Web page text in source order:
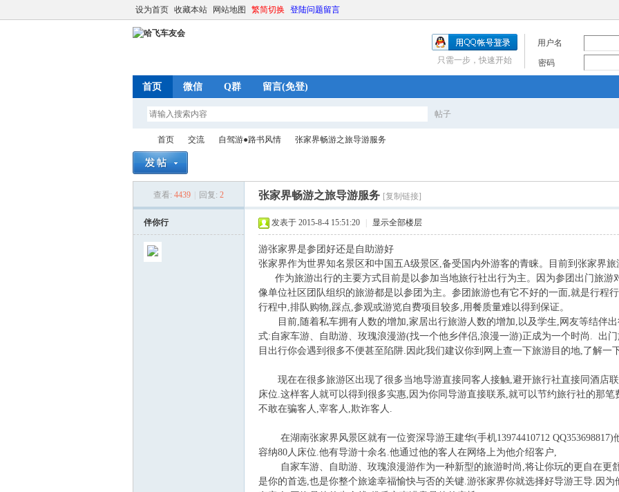
设为首页 收藏本站 网站地图 繁简切换 登陆问题留言
用户名
密码
只需一步，快速开始
首页 微信 Q群 留言(免登)
帖子
首页
›
交流
›
自驾游●路书风情
›
张家界畅游之旅导游服务
查看: 4439 回复: 2 张家界畅游之旅导游服务 [复制链接]
伴你行 发表于 2015-8-4 15:51:20 显示全部楼层
游张家界是参团好还是自助游好
张家界作为世界知名景区和中国五A级景区,备受国内外游客的青睐。目前到张家界旅
作为旅游出行的主要方式目前是以参加当地旅行社出行为主。因为参团出门旅游
像单位社区团队组织的旅游都是以参团为主。参团旅游也有它不好的一面,就是行程
行程中,排队购物,踩点,参观或游览自费项目较多,用餐质量难以得到保证。
目前,随着私车拥有人数的增加,家居出行旅游人数的增加,以及学生,网友等结伴出
式:自家车游、自助游、玫瑰浪漫游(找一个他乡伴侣,浪漫一游)正成为一个时尚. 出
目出行你会遇到很多不便甚至陷阱.因此我们建议你到网上查一下旅游目的地,了解一
现在在很多旅游区出现了很多当地导游直接同客人接触,避开旅行社直接同酒店
床位.这样客人就可以得到很多实惠,因为你同导游直接联系,就可以节约旅行社的那
不敢在骗客人,宰客人,欺诈客人.
在湖南张家界风景区就有一位资深导游王建华(手机13974410712 QQ353698817)
容纳80人床位.他有导游十余名.他通过他的客人在网络上为他介绍客户,
自家车游、自助游、玫瑰浪漫游作为一种新型的旅游时尚,将让你玩的更自在更
是你的首选,也是你整个旅途幸福愉快与否的关键.游张家界你就选择好导游王导.因